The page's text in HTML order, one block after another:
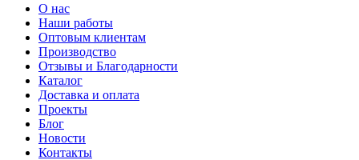
О нас
Наши работы
Оптовым клиентам
Производство
Отзывы и Благодарности
Каталог
Доставка и оплата
Проекты
Блог
Новости
Контакты